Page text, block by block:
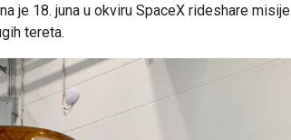
je 18. juna u okviru SpaceX rideshare misije
tereta.